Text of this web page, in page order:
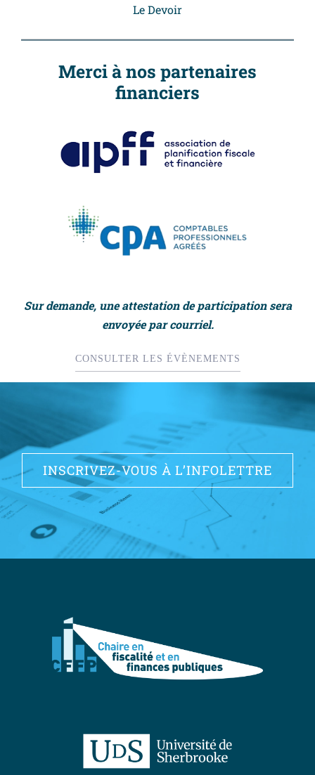
Le Devoir
Merci à nos partenaires
financiers
Sur demande, une attestation de participation sera
envoyée par courriel.
CONSULTER LES ÉVÈNEMENTS
INSCRIVEZ-VOUS À L’INFOLETTRE